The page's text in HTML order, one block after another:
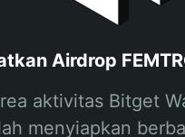
Airdrop
aktivitas Bitget
menyiapkan